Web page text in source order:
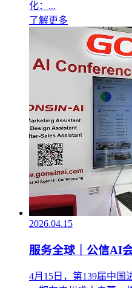
化：...
了解更多
2026.04.15
服务全球｜公信AI
4月15日，第139届中国